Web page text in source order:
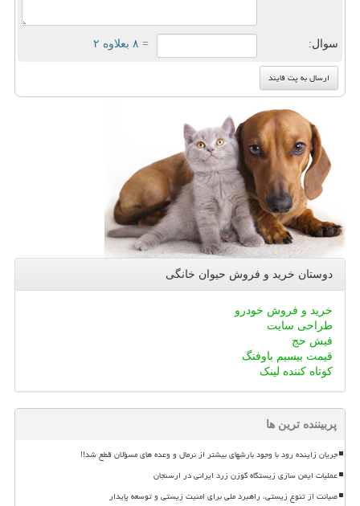
سوال: = ۸ بعلاوه ۲
دوستان خرید و فروش حیوان خانگی
خرید و فروش خودرو
طراحی سایت
فیش حج
قیمت بیسیم باوفنگ
کوتاه کننده لینک
پربیننده ترین ها
جریان زاینده رود با وجود بارشهای بیشتر از نرمال و وعده های مسؤلان قطع شد!!
عملیات ایمن سازی زیستگاه گوزن زرد ایرانی در ارسنجان
صیانت از تنوع زیستی، راهبرد ملی برای امنیت زیستی و توسعه پایدار